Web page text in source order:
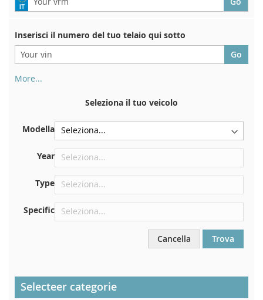
Inserisci il numero del tuo telaio qui sotto
More...
immatricolazione. E anche in macchina
Sulla piastra inferiore del sedile anteriore destro
Centrare contro la paratia sotto il cofano
Proprio nel vano motore
Nel montante della portiera posteriore destra
Seleziona il tuo veicolo
Modella
Year
Type
Specific
Cancella Trova
Selecteer categorie